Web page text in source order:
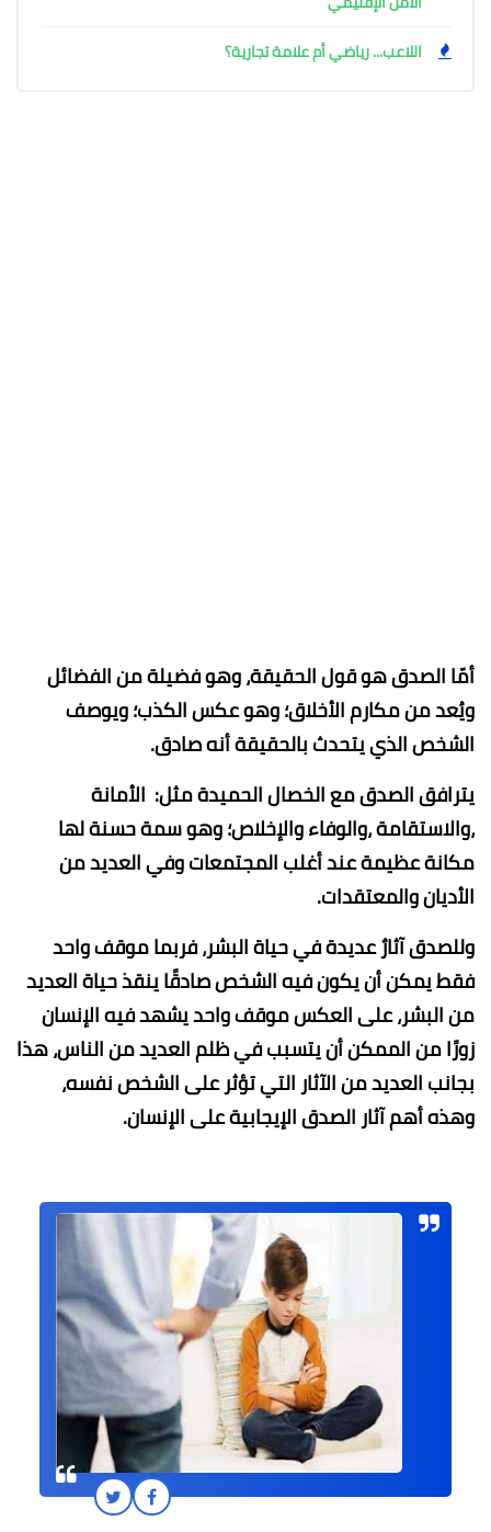
اللاعب... رياضي أم علامة تجارية؟
أمّا الصدق هو قول الحقيقة، وهو فضيلة من الفضائل
ويُعد من مكارم الأخلاق؛ وهو عكس الكذب؛ ويوصف
الشخص الذي يتحدث بالحقيقة أنه صادق.
يترافق الصدق مع الخصال الحميدة مثل: الأمانة
،والاستقامة ،والوفاء والإخلاص؛ وهو سمة حسنة لها
مكانة عظيمة عند أغلب المجتمعات وفي العديد من
الأديان والمعتقدات.
وللصدق آثارٌ عديدة في حياة البشر، فربما موقف واحد
فقط يمكن أن يكون فيه الشخص صادقًا ينقذ حياة العديد
من البشر، على العكس موقف واحد يشهد فيه الإنسان
زورًا من الممكن أن يتسبب في ظلم العديد من الناس، هذا
بجانب العديد من الآثار التي تؤثر على الشخص نفسه،
وهذه أهم آثار الصدق الإيجابية على الإنسان.